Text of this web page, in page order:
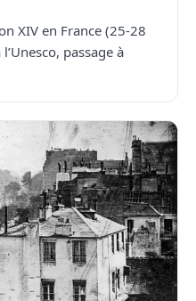
XIV en France (25-28
passage à